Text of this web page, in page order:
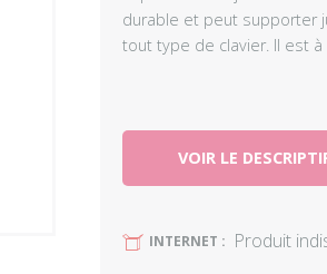
durable et peut supporter
tout type de clavier. Il est à
VOIR LE
U INTERNET : Produit